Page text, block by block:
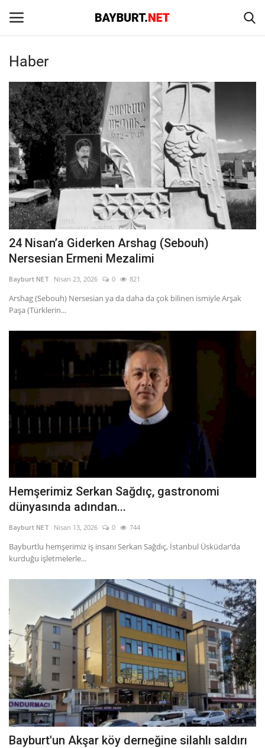
Anasayfa
İletişim
Bayburt
Haber
Keşfet
Yazarlar
Fotoğraf
Video
Kültür Sanat
Röportaj
Biyografi
Ulaşım
Haber
24 Nisan’a Giderken Arshag (Sebouh)
Nersesian Ermeni Mezalimi
Bayburt NET Nisan 23, 2026 0 821
Arshag (Sebouh) Nersesian ya da daha da çok bilinen ismiyle Arşak
Paşa (Türklerin...
Hemşerimiz Serkan Sağdıç, gastronomi
dünyasında adından...
Bayburt NET Nisan 13, 2026 0 744
Bayburtlu hemşerimiz iş insanı Serkan Sağdıç, İstanbul Üsküdar’da
kurduğu işletmelerle...
Bayburt'un Akşar köy derneğine silahlı saldırı